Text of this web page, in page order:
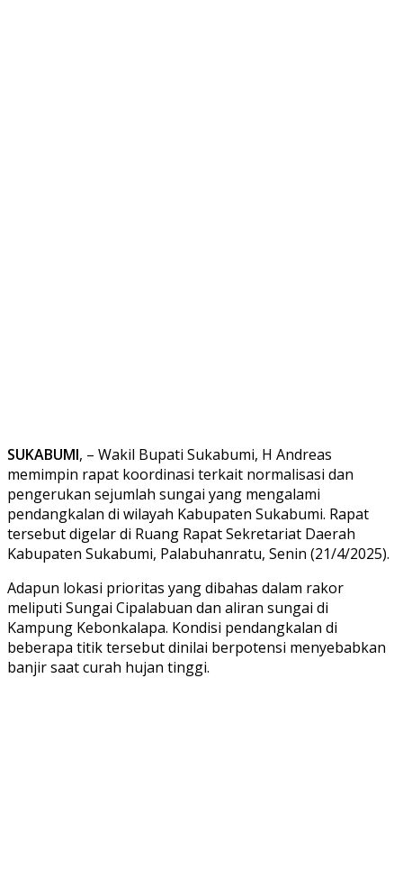
SUKABUMI, – Wakil Bupati Sukabumi, H Andreas
memimpin rapat koordinasi terkait normalisasi dan
pengerukan sejumlah sungai yang mengalami
pendangkalan di wilayah Kabupaten Sukabumi. Rapat
tersebut digelar di Ruang Rapat Sekretariat Daerah
Kabupaten Sukabumi, Palabuhanratu, Senin (21/4/2025).
Adapun lokasi prioritas yang dibahas dalam rakor
meliputi Sungai Cipalabuan dan aliran sungai di
Kampung Kebonkalapa. Kondisi pendangkalan di
beberapa titik tersebut dinilai berpotensi menyebabkan
banjir saat curah hujan tinggi.